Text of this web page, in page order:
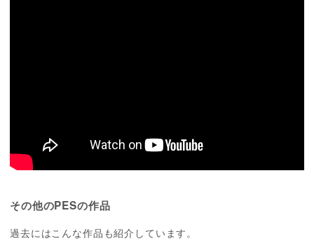
その他のPESの作品
過去にはこんな作品も紹介しています。